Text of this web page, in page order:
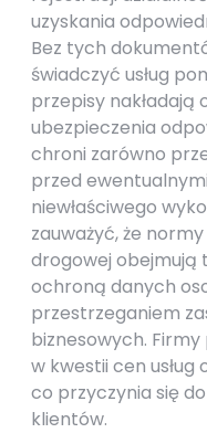
uzyskania
Bez tych
świadczyć usług
przepisy nakładają
ubezpieczenia
chroni zarówno
przed
niewłaściwego
zauważyć, że
drogowej obejmują
ochroną danych
przestrzeganiem
biznesowych.
w kwestii cen
co przyczynia się
klientów.